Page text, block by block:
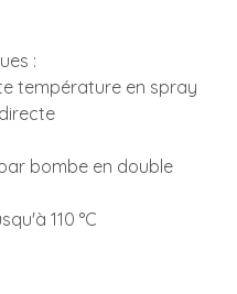
:
température en spray
bombe en double
110 °C